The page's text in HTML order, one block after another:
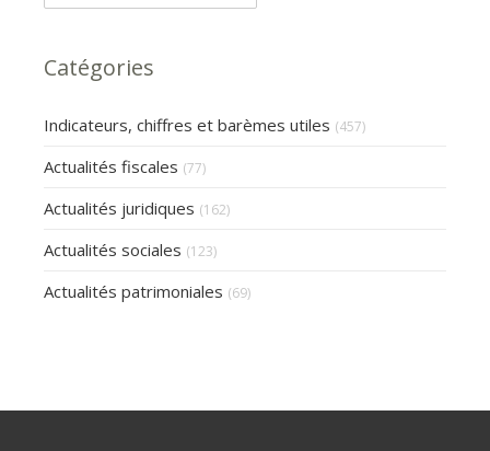
Catégories
Indicateurs, chiffres et barèmes utiles (457)
Actualités fiscales (77)
Actualités juridiques (162)
Actualités sociales (123)
Actualités patrimoniales (69)